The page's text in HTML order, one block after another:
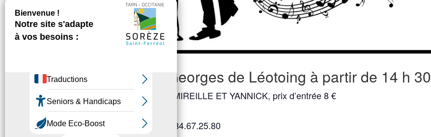
Salle des fêtes Georges de Léotoing à partir de 14 h 30
animé par l’orchestre DUO MIREILLE ET YANNICK, prix d’entrée 8 €
Organisation Sorèze + : 06.84.67.25.80